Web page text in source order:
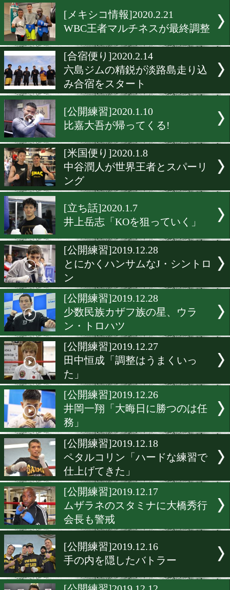
[プロテスト]2020.2.21
ヘビー級の救世主が京太郎
[合宿便り]2020.2.21
中谷潤人が熱海合宿で下半
化
[メキシコ情報]2020.2.21
WBC王者マルチネスが最
[合宿便り]2020.2.14
六島ジムの精鋭が淡路島走
み合宿をスタート
[公開練習]2020.1.10
比嘉大吾が帰ってくる!
[米国便り]2020.1.8
中谷潤人が世界王者とスパ
ング
[立ち話]2020.1.7
井上岳志「KOを狙ってい
[公開練習]2019.12.28
とにかくハンサムなJ・シ
ン
[公開練習]2019.12.28
少数民族カザフ族の星、ウ
ン・トロハツ
[公開練習]2019.12.27
田中恒成「調整はうまくい
た」